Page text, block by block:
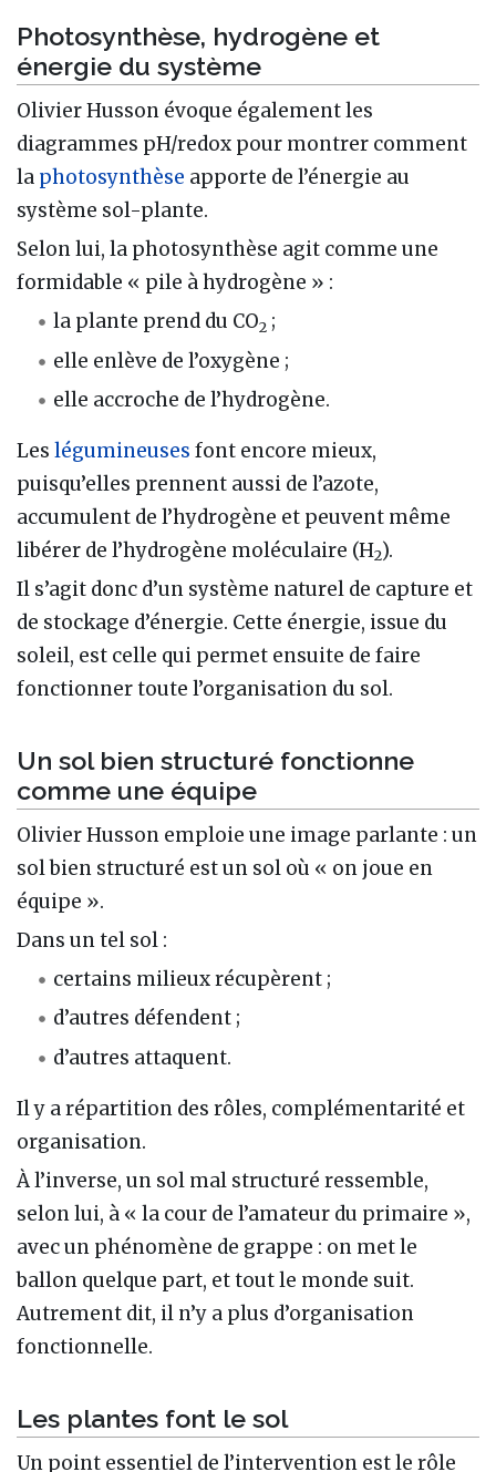
Photosynthèse, hydrogène et
énergie du système
Olivier Husson évoque également les
diagrammes pH/redox pour montrer comment
la photosynthèse apporte de l’énergie au
système sol-plante.
Selon lui, la photosynthèse agit comme une
formidable « pile à hydrogène » :
la plante prend du CO2 ;
elle enlève de l’oxygène ;
elle accroche de l’hydrogène.
Les légumineuses font encore mieux,
puisqu’elles prennent aussi de l’azote,
accumulent de l’hydrogène et peuvent même
libérer de l’hydrogène moléculaire (H2).
Il s’agit donc d’un système naturel de capture et
de stockage d’énergie. Cette énergie, issue du
soleil, est celle qui permet ensuite de faire
fonctionner toute l’organisation du sol.
Un sol bien structuré fonctionne
comme une équipe
Olivier Husson emploie une image parlante : un
sol bien structuré est un sol où « on joue en
équipe ».
Dans un tel sol :
certains milieux récupèrent ;
d’autres défendent ;
d’autres attaquent.
Il y a répartition des rôles, complémentarité et
organisation.
À l’inverse, un sol mal structuré ressemble,
selon lui, à « la cour de l’amateur du primaire »,
avec un phénomène de grappe : on met le
ballon quelque part, et tout le monde suit.
Autrement dit, il n’y a plus d’organisation
fonctionnelle.
Les plantes font le sol
Un point essentiel de l’intervention est le rôle